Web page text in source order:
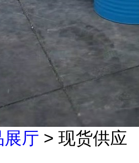
展厅 > 现货供应